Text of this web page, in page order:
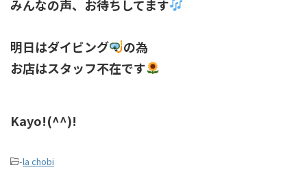
みんなの声、お待ちしてます
明日はダイビング
の為
お店はスタッフ不在です
Kayo!(^^)!
-la chobi